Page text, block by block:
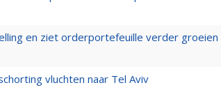
en ziet orderportefeuille verder groeien
vluchten naar Tel Aviv